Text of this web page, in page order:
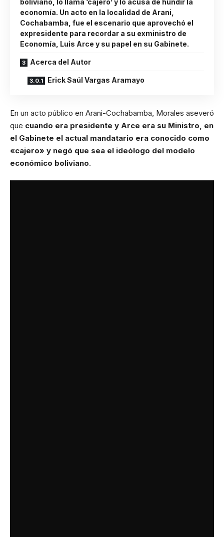
boliviano, lo llama ‘cajero’ y lo acusa de hundir la
economía. Un acto en la localidad de Arani,
Cochabamba, fue el escenario que aprovechó el
expresidente para recordar a su exministro de
Economía, Luis Arce y su papel en su Gabinete.
Acerca del Autor
Erick Saúl Vargas Aramayo
En un acto público en Arani-Cochabamba, Morales aseveró
que cuando era presidente y Arce era su Ministro, en
el Gabinete el actual mandatario era conocido como
«cajero» y negó que sea el ideólogo del modelo
económico boliviano.